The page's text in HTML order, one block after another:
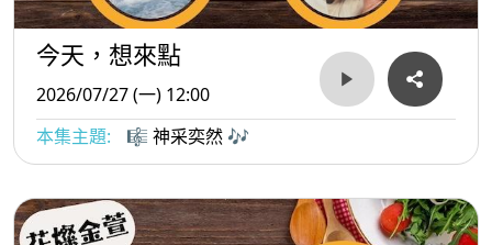
今天，想來點
2026/07/27 (一) 12:00
本集主題:
🎼 神采奕然 🎶